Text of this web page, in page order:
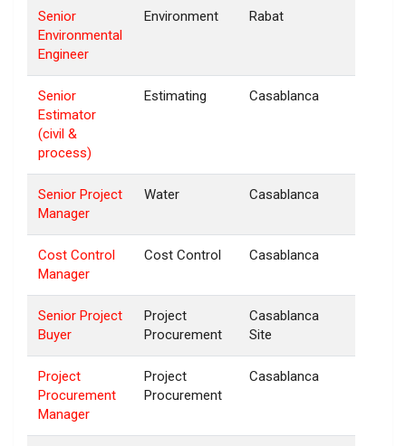
Senior
Environmental
Engineer
Environment Rabat
Senior
Estimator
(civil &
process)
Estimating Casablanca
Senior Project
Manager
Water Casablanca
Cost Control
Manager
Cost Control Casablanca
Senior Project
Buyer
Project
Procurement
Casablanca
Site
Project
Procurement
Manager
Project
Procurement
Casablanca